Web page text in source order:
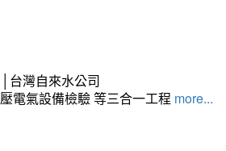
台灣自來水公司
電氣設備檢驗 等三合一工程 more...